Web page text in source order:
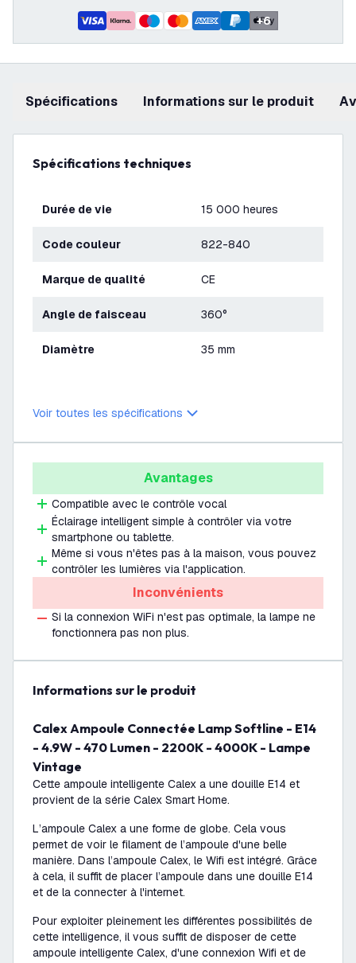
+6
Spécifications Informations sur le produit
Spécifications techniques
Durée de vie 15 000 heures
Code couleur 822-840
Marque de qualité CE
Angle de faisceau 360°
Diamètre 35 mm
Voir toutes les spécifications
Avantages
Compatible avec le contrôle vocal
Éclairage intelligent simple à contrôler via votre
smartphone ou tablette.
Même si vous n'êtes pas à la maison, vous pouvez
contrôler les lumières via l'application.
Inconvénients
Si la connexion WiFi n'est pas optimale, la lampe ne
fonctionnera pas non plus.
Informations sur le produit
Calex Ampoule Connectée Lamp Softline - E14
- 4.9W - 470 Lumen - 2200K - 4000K - Lampe
Vintage
Cette ampoule intelligente Calex a une douille E14 et
provient de la série Calex Smart Home.
L’ampoule Calex a une forme de globe. Cela vous
permet de voir le filament de l’ampoule d'une belle
manière. Dans l’ampoule Calex, le Wifi est intégré. Grâce
à cela, il suffit de placer l’ampoule dans une douille E14
et de la connecter à l'internet.
Pour exploiter pleinement les différentes possibilités de
cette intelligence, il vous suffit de disposer de cette
ampoule intelligente Calex, d'une connexion Wifi et de